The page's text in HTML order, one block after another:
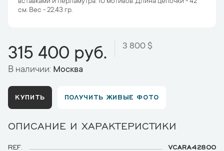
см. Вес - 22,43 гр.
315 400 руб. 3 800 $
В наличии: Москва
КУПИТЬ ПОЛУЧИТЬ ЖИВЫЕ ФОТО
ОПИСАНИЕ И ХАРАКТЕРИСТИКИ
REF.
VCARA42800